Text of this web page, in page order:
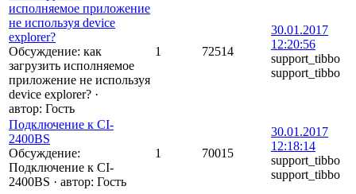
исполняемое приложение
не используя device
explorer?
Обсуждение: как
загрузить исполняемое
приложение не используя
device explorer? ·
автор: Гость
1 72514
30.01.2017
12:20:56
support_tibbo
support_tibbo
Подключение к CI-
2400BS
Обсуждение:
Подключение к CI-
2400BS · автор: Гость
1 70015
30.01.2017
12:18:14
support_tibbo
support_tibbo